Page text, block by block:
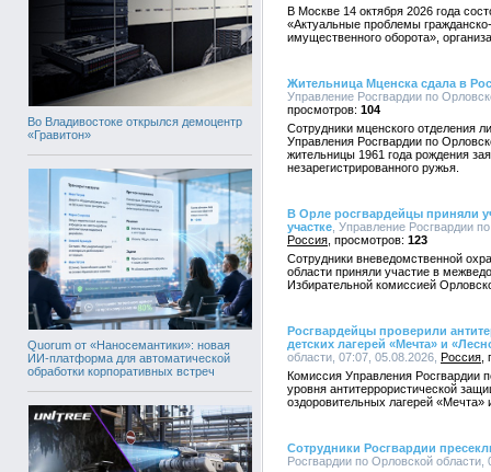
Во Владивостоке открылся демоцентр
«Гравитон»
Quorum от «Наносемантики»: новая
ИИ-платформа для автоматической
обработки корпоративных встреч
В Москве 14 октября 2026 года
«Актуальные проблемы
имущественного оборота»,
Жительница Мценска сдала в
Управление Росгвардии по
104
Сотрудники мценского отделения
Управления Росгвардии по
жительницы 1961 года рождения
незарегистрированного ружья.
В Орле росгвардейцы приняли
участке , Управление Росгвардии
Россия
123
Сотрудники вневедомственной
области приняли участие в
Избирательной комиссией
Росгвардейцы проверили
детских лагерей «Мечта» и
области, 07:07, 05.08.2026, Россия
Комиссия Управления Росгвардии
уровня антитеррористической
оздоровительных лагерей «Мечта»
Сотрудники Росгвардии
Росгвардии по Орловской